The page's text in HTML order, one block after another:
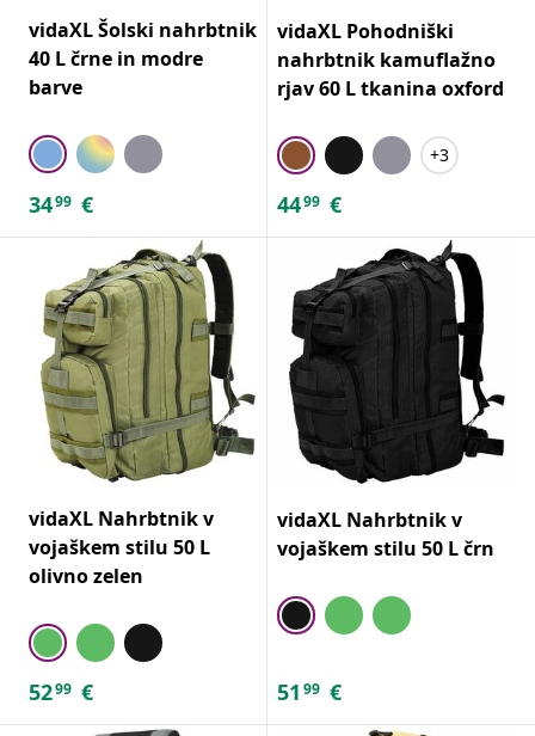
vidaXL Šolski nahrbtnik
40 L črne in modre
barve
3499 €
vidaXL Pohodniški
nahrbtnik kamuflažno
rjav 60 L tkanina oxford
+3
4499 €
vidaXL Nahrbtnik v
vojaškem stilu 50 L
olivno zelen
5299 €
vidaXL Nahrbtnik v
vojaškem stilu 50 L črn
51 99 €